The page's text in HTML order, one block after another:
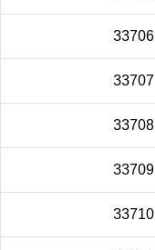
33706
33707
33708
33709
33710